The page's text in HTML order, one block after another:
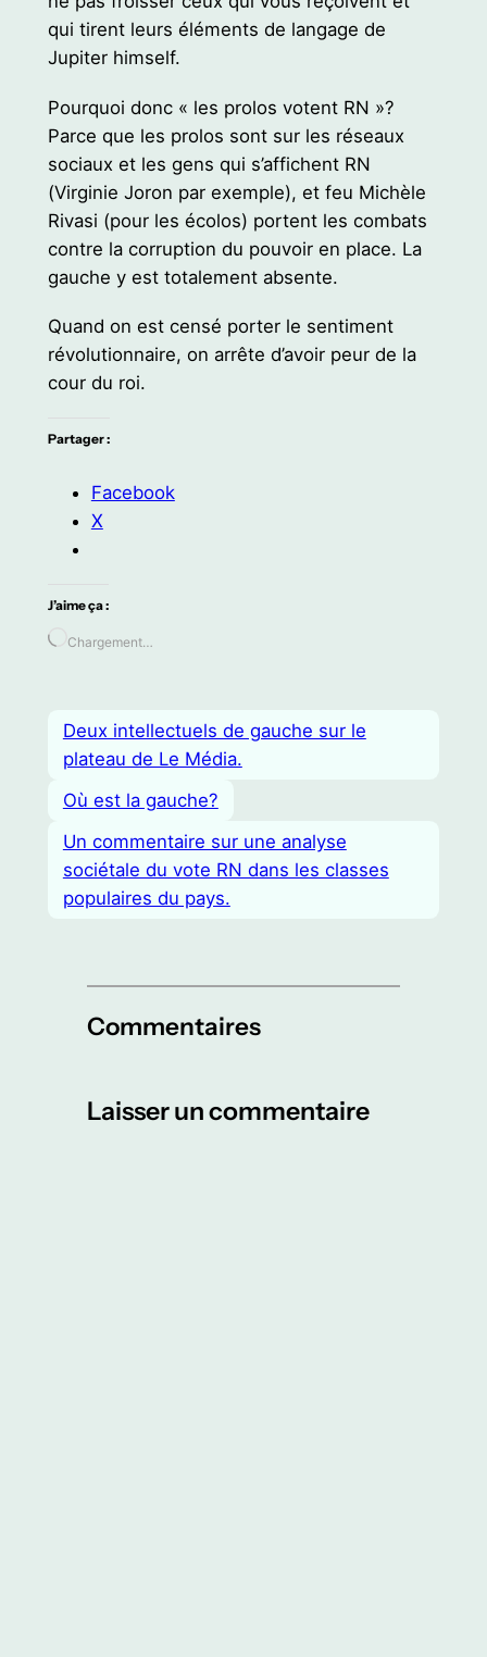
qui tirent leurs éléments de langage de
Jupiter himself.
Pourquoi donc « les prolos votent RN »?
Parce que les prolos sont sur les réseaux
sociaux et les gens qui s’affichent RN
(Virginie Joron par exemple), et feu Michèle
Rivasi (pour les écolos) portent les combats
contre la corruption du pouvoir en place. La
gauche y est totalement absente.
Quand on est censé porter le sentiment
révolutionnaire, on arrête d’avoir peur de la
cour du roi.
Partager :
Facebook
X
J’aime ça :
Chargement…
Deux intellectuels de gauche sur le
plateau de Le Média.
Où est la gauche?
Un commentaire sur une analyse
sociétale du vote RN dans les classes
populaires du pays.
Commentaires
Laisser un commentaire